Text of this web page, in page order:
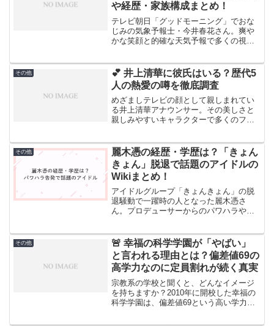
や経歴・家族構成まとめ！
テレビ朝日「グッドモーニング」でおな
じみの気象予報士・今井春花さん。爽や
かな笑顔と的確な天気予報で多くの視聴
ケットボール観戦の投稿から「もしかし
て彼氏は日本代表選手？」...
その他
💕 井上清華に彼氏はいる？歴代5
人の熱愛の噂を徹底調査
めざましテレビの顔として親しまれてい
る井上清華アナウンサー。その美しさと
親しみやすいキャラクターで多くのファ
今、恋愛や結婚について気になる方も多
いのではないでしょうか...
その他
麗木憑の経歴・学歴は？「きょん
きょん」脱退で話題のアイドルの
Wikiまとめ！
アイドルグループ「きょんきょん」の脱
退騒動で一躍時の人となった麗木憑さ
ん。プロデューサーからのパワハラや政
元々は裏方志望だったという意外な経歴
や、強制的にアイドルにされて...
その他
🚨 幸福の科学学園が「やばい」
と言われる理由とは？偏差値69の
高学力なのに定員割れが続く真実
宗教系の学校と聞くと、どんなイメージ
を持ちますか？2010年に開校した幸福の
科学学園は、偏差値69という高い学力を